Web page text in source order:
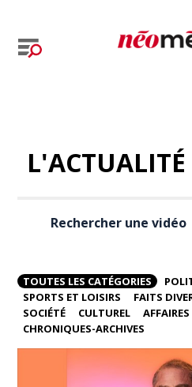
Rechercher une vidéo
TOUTES LES CATÉGORIES
SPORTS ET LOISIRS
FAITS
SOCIÉTÉ
CULTUREL AFFAIRES
CHRONIQUES-ARCHIVES